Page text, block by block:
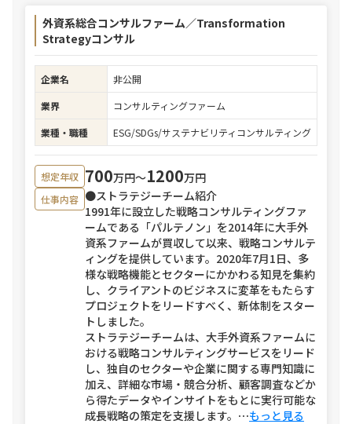
外資系総合コンサルファーム／Transformation
Strategyコンサル
企業名
非公開
業界
コンサルティングファーム
業種・職種
ESG/SDGs/サステナビリティコンサルティング
想定年収 700万円〜1200万円
仕事内容 ●ストラテジーチーム紹介
1991年に設立した戦略コンサルティングファ
ームである「パルテノン」を2014年に大手外
資系ファームが買収して以来、戦略コンサルテ
ィングを提供しています。2020年7月1日、多
様な戦略機能とセクターにかかわる知見を集約
し、クライアントのビジネスに変革をもたらす
プロジェクトをリードすべく、新体制をスター
トしました。
ストラテジーチームは、大手外資系ファームに
おける戦略コンサルティングサービスをリード
し、独自のセクターや企業に関する専門知識に
加え、詳細な市場・競合分析、顧客調査などか
ら得たデータやインサイトをもとに実行可能な
成長戦略の策定を支援します。 ⋯もっと見る